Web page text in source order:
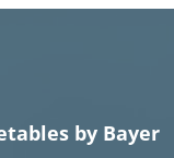
by Bayer